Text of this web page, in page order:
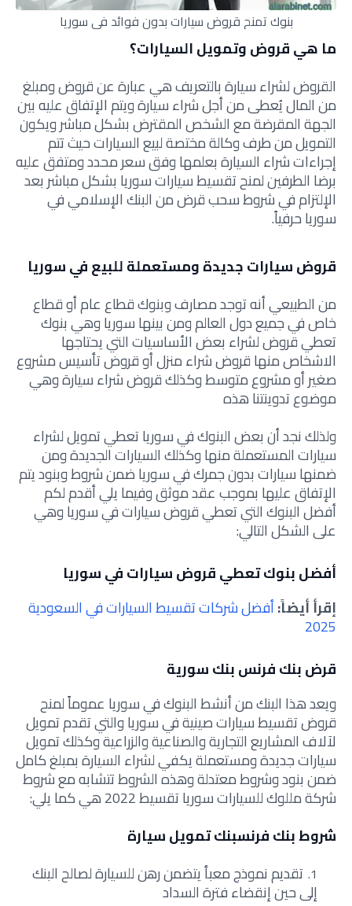
بنوك تمنح قروض سيارات بدون فوائد في سوريا
ما هي قروض وتمويل السيارات؟
القروض لشراء سيارة بالتعريف هي عبارة عن قروض ومبلغ
من المال يُعطى من أجل شراء سيارة ويتم الإتفاق عليه بين
الجهة المقرضة مع الشخص المقترض بشكل مباشر ويكون
التمويل من طرف وكالة مختصة لبيع السيارات حيث تتم
إجراءات شراء السيارة بعلمها وفق سعر محدد ومتفق عليه
برضا الطرفين لمنح تقسيط سيارات سوريا بشكل مباشر بعد
الإلتزام في شروط سحب قرض من البنك الإسلامي في
سوريا حرفياً.
قروض سيارات جديدة ومستعملة للبيع في سوريا
من الطبيعي أنه توجد مصارف وبنوك قطاع عام أو قطاع
خاص في جميع دول العالم ومن بينها سوريا وهي بنوك
تعطي قروض لشراء بعض الأساسيات التي يحتاجها
الاشخاص منها قروض شراء منزل أو قروض تأسيس مشروع
صغير أو مشروع متوسط وكذلك قروض شراء سيارة وهي
موضوع تدوينتنا هذه
ولذلك نجد أن بعض البنوك في سوريا تعطي تمويل لشراء
سيارات المستعملة منها وكذلك السيارات الجديدة ومن
ضمنها سيارات بدون جمرك في سوريا ضمن شروط وبنود يتم
الإتفاق عليها بموجب عقد موثق وفيما يلي أقدم لكم
أفضل البنوك التي تعطي قروض سيارات في سوريا وهي
على الشكل التالي:
أفضل بنوك تعطي قروض سيارات في سوريا
إقرأ أيضاً:أفضل شركات تقسيط السيارات في السعودية
2025
قرض بنك فرنس بنك سورية
ويعد هذا البنك من أنشط البنوك في سوريا عموماً لمنح
قروض تقسيط سيارات صينية في سوريا والتي تقدم تمويل
لآلاف المشاريع التجارية والصناعية والزراعية وكذلك تمويل
سيارات جديدة ومستعملة يكفي لشراء السيارة بمبلغ كامل
ضمن بنود وشروط معتدلة وهذه الشروط تتشابه مع شروط
شركة مللوك للسيارات سوريا تقسيط 2022 هي كما يلي:
شروط بنك فرنسبنك تمويل سيارة
تقديم نموذج معبأ يتضمن رهن للسيارة لصالح البنك
إلى حين إنقضاء فترة السداد